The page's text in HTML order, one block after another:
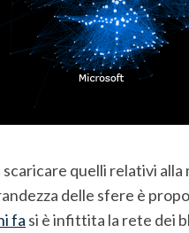
quelli relativi
delle sfere è
fa si è infittita la rete dei